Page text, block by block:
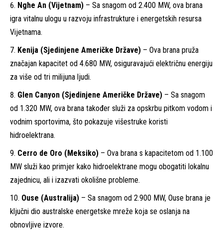
Nghe An (Vijetnam) – Sa snagom od 2.400 MW, ova brana
igra vitalnu ulogu u razvoju infrastrukture i energetskih resursa
Vijetnama.
Kenija (Sjedinjene Američke Države) – Ova brana pruža
značajan kapacitet od 4.680 MW, osiguravajući električnu energiju
za više od tri milijuna ljudi.
Glen Canyon (Sjedinjene Američke Države) – Sa snagom
od 1.320 MW, ova brana također služi za opskrbu pitkom vodom i
vodnim sportovima, što pokazuje višestruke koristi
hidroelektrana.
Cerro de Oro (Meksiko) – Ova brana s kapacitetom od 1.100
MW služi kao primjer kako hidroelektrane mogu obogatiti lokalnu
zajednicu, ali i izazvati okolišne probleme.
Ouse (Australija) – Sa snagom od 2.900 MW, Ouse brana je
ključni dio australske energetske mreže koja se oslanja na
obnovljive izvore.